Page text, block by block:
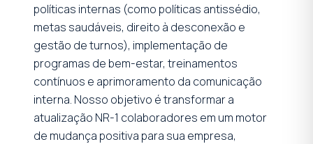
políticas internas (como políticas antissédio,
metas saudáveis, direito à desconexão e
gestão de turnos), implementação de
programas de bem-estar, treinamentos
contínuos e aprimoramento da comunicação
interna. Nosso objetivo é transformar a
atualização NR-1 colaboradores em um motor
de mudança positiva para sua empresa,